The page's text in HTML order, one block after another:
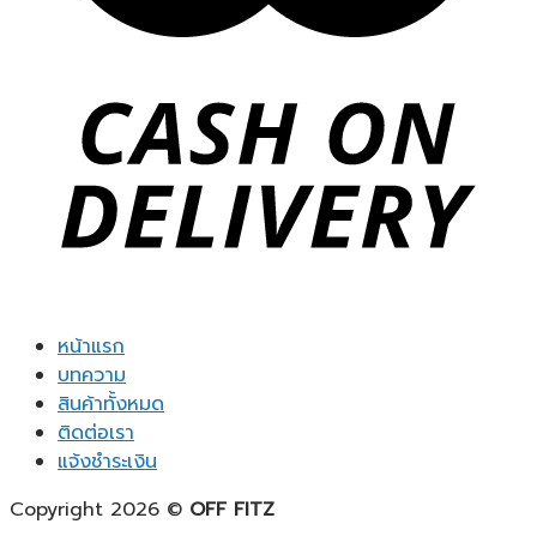
หน้าแรก
บทความ
สินค้าทั้งหมด
ติดต่อเรา
แจ้งชำระเงิน
Copyright 2026 © OFF FITZ